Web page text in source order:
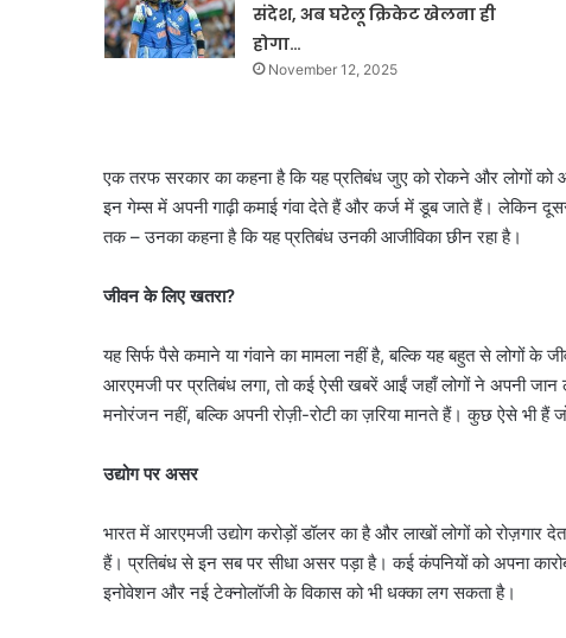
संदेश, अब घरेलू क्रिकेट खेलना ही
होगा…
November 12, 2025
एक तरफ सरकार का कहना है कि यह प्रतिबंध जुए को रोकने और लोगों
इन गेम्स में अपनी गाढ़ी कमाई गंवा देते हैं और कर्ज में डूब जाते हैं। लेकिन
तक – उनका कहना है कि यह प्रतिबंध उनकी आजीविका छीन रहा है।
जीवन के लिए खतरा?
यह सिर्फ पैसे कमाने या गंवाने का मामला नहीं है, बल्कि यह बहुत से लोगों
आरएमजी पर प्रतिबंध लगा, तो कई ऐसी खबरें आईं जहाँ लोगों ने अपनी जान
मनोरंजन नहीं, बल्कि अपनी रोज़ी-रोटी का ज़रिया मानते हैं। कुछ ऐसे भी
उद्योग पर असर
भारत में आरएमजी उद्योग करोड़ों डॉलर का है और लाखों लोगों को रोज़गार
हैं। प्रतिबंध से इन सब पर सीधा असर पड़ा है। कई कंपनियों को अपना
इनोवेशन और नई टेक्नोलॉजी के विकास को भी धक्का लग सकता है।